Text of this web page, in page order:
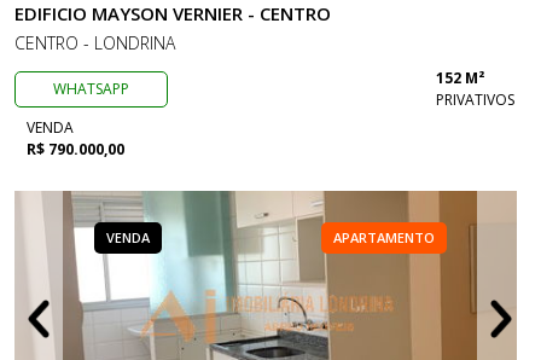
EDIFICIO MAYSON VERNIER - CENTRO
CENTRO - LONDRINA
WHATSAPP
152 M²
PRIVATIVOS
VENDA
R$ 790.000,00
VENDA APARTAMENTO